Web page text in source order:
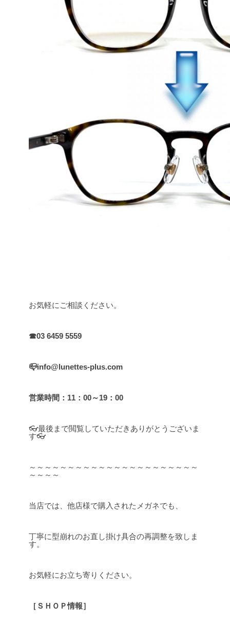
お気軽にご相談ください。
☎03 6459 5559
📪info@lunettes-plus.com
営業時間：11：00～19：00
👓最後まで閲覧していただきありがとうございま
す👓
～～～～～～～～～～～～～～～～～～～～～～
～～～～
当店では、他店様で購入されたメガネでも、
丁寧に型崩れのお直し掛け具合の再調整を致しま
す。
お気軽にお立ち寄りください。
［ＳＨＯＰ情報］